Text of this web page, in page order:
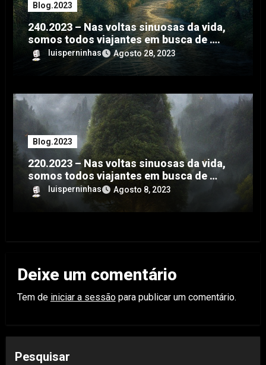
Blog.2023
240.2023 – Nas voltas sinuosas da vida,
somos todos viajantes em busca de ….
luisperninhas Agosto 28, 2023
Blog.2023
220.2023 – Nas voltas sinuosas da vida,
somos todos viajantes em busca de …
luisperninhas Agosto 8, 2023
Deixe um comentário
Tem de iniciar a sessãopara publicar um comentário.
Pesquisar